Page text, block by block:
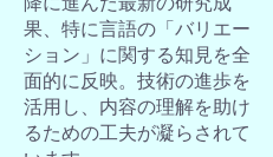
果、特に言語の「バリエー
ション」に関する知見を全
面的に反映。技術の進歩を
活用し、内容の理解を助け
るための工夫が凝らされて